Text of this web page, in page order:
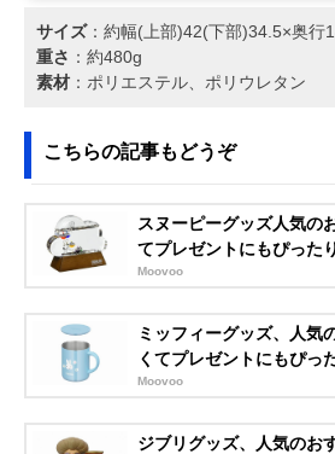
サイズ：約幅(上部)42(下部)34.5×奥行
重さ ：約480g
素材 ：ポリエステル、ポリウレタン
こちらの記事もどうぞ
スヌーピーグッズ人気の
てプレゼントにもぴったり
Moovoo
ミッフィーグッズ、人気
くてプレゼントにもぴっ
Moovoo
ジブリグッズ、人気のお